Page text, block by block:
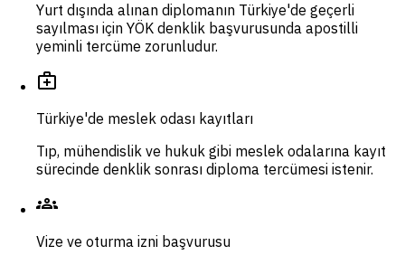
Yurt dışında alınan diplomanın Türkiye'de geçerli
sayılması için YÖK denklik başvurusunda apostilli
yeminli tercüme zorunludur.
medical_services
Türkiye'de meslek odası kayıtları
Tıp, mühendislik ve hukuk gibi meslek odalarına kayıt
sürecinde denklik sonrası diploma tercümesi istenir.
groups
Vize ve oturma izni başvurusu